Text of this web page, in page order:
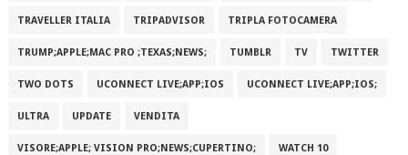
TRAVELLER ITALIA TRIPADVISOR TRIPLA FOTOCAMERA
TRUMP;APPLE;MAC PRO ;TEXAS;NEWS; TUMBLR TV TWITTER
TWO DOTS UCONNECT LIVE;APP;IOS UCONNECT LIVE;APP;IOS;
ULTRA UPDATE VENDITA
VISORE;APPLE; VISION PRO;NEWS;CUPERTINO; WATCH 10